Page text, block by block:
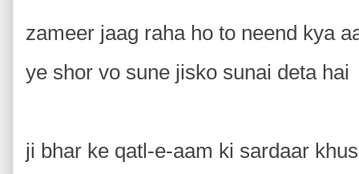
zameer jaag raha ho to neend kya
ye shor vo sune jisko sunai deta hai
ji bhar ke qatl-e-aam ki sardaar